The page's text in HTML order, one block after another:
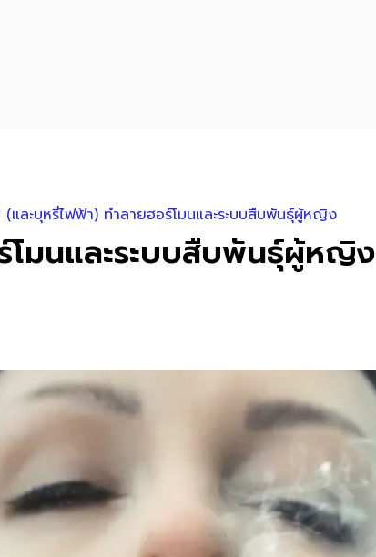
(และบุหรี่ไฟฟ้า) ทำลายฮอร์โมนและระบบสืบพันธุ์ผู้หญิง
โมนและระบบสืบพันธุ์ผู้หญิง